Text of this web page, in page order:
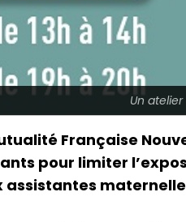
Un
Française
pour limiter